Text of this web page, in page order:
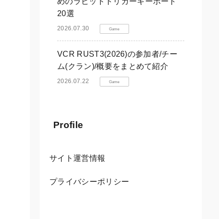
20選
2026.07.30 Game
VCR RUST3(2026)の参加者/チー
ム(クラン)/概要をまとめて紹介
2026.07.22 Game
Profile
サイト運営情報
プライバシーポリシー